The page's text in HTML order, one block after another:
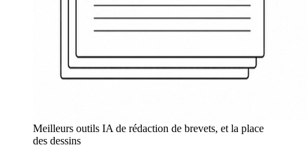
Meilleurs outils IA de rédaction de brevets, et la place
des dessins